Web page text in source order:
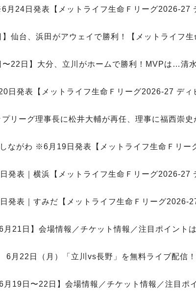
24日発表【メットライフ生命Ｆリーグ2026-27
仙台、浜田がアウェイで勝利！【メットライフ
〜22日】大分、立川がホームで勝利！MVPは…清
日発表【メットライフ生命Ｆリーグ2026-27 ディ
リーグ理事⻑に松井大輔が再任、理事に福西崇
ながわ ※6月19日発表【メットライフ生命Ｆリー
発表｜横浜【メットライフ生命Ｆリーグ2026-27
発表｜すみだ【メットライフ生命Ｆリーグ2026-
月21日】会場情報／チケット情報／注目ポイント
6月22日（月）「立川vs長野」を無料ライブ配信
月19日〜22日】会場情報／チケット情報／注目